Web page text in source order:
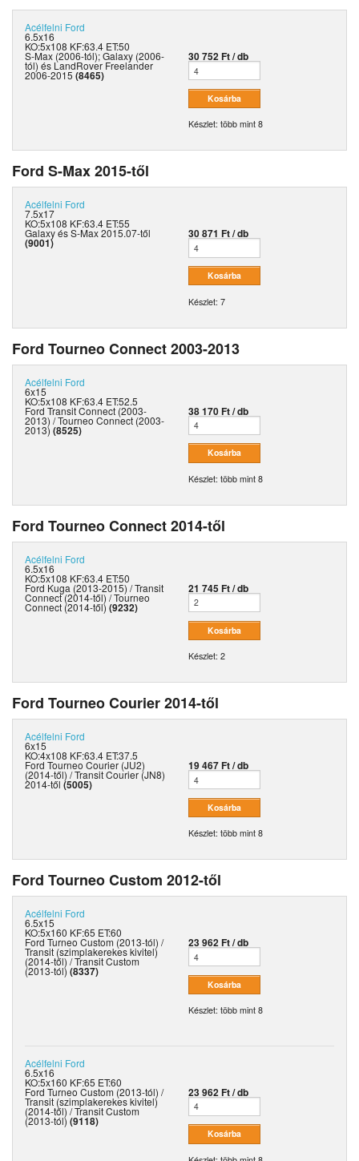
Acélfelni Ford
6.5x16
KO:5x108 KF:63.4 ET:50
S-Max (2006-tól); Galaxy (2006-
tól) és LandRover Freelander
2006-2015 (8465)
30 752 Ft / db
Készlet: több mint 8
Ford S-Max 2015-től
Acélfelni Ford
7.5x17
KO:5x108 KF:63.4 ET:55
Galaxy és S-Max 2015.07-től
(9001)
30 871 Ft / db
Készlet: 7
Ford Tourneo Connect 2003-2013
Acélfelni Ford
6x15
KO:5x108 KF:63.4 ET:52.5
Ford Transit Connect (2003-
2013) / Tourneo Connect (2003-
2013) (8525)
38 170 Ft / db
Készlet: több mint 8
Ford Tourneo Connect 2014-től
Acélfelni Ford
6.5x16
KO:5x108 KF:63.4 ET:50
Ford Kuga (2013-2015) / Transit
Connect (2014-től) / Tourneo
Connect (2014-től) (9232)
21 745 Ft / db
Készlet: 2
Ford Tourneo Courier 2014-től
Acélfelni Ford
6x15
KO:4x108 KF:63.4 ET:37.5
Ford Tourneo Courier (JU2)
(2014-től) / Transit Courier (JN8)
2014-től (5005)
19 467 Ft / db
Készlet: több mint 8
Ford Tourneo Custom 2012-től
Acélfelni Ford
6.5x15
KO:5x160 KF:65 ET:60
Ford Turneo Custom (2013-tól) /
Transit (szimplakerekes kivitel)
(2014-től) / Transit Custom
(2013-tól) (8337)
23 962 Ft / db
Készlet: több mint 8
Acélfelni Ford
6.5x16
KO:5x160 KF:65 ET:60
Ford Turneo Custom (2013-tól) /
Transit (szimplakerekes kivitel)
(2014-től) / Transit Custom
(2013-tól) (9118)
23 962 Ft / db